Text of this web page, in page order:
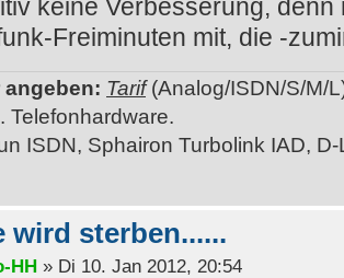
keine Verbesserung,
Freiminuten mit, die -
angeben: Tarif(Analog/ISDN/S/M/
Telefonhardware.
ISDN, Sphairon Turbolink IAD,
wird sterben......
HH » Di 10. Jan 2012, 20:54